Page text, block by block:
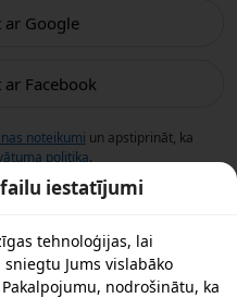
ar Google
Facebook
noteikumi un apstiprināt, ka
politika.
iestatījumi
tehnoloģijas, lai
Jums vislabāko
nodrošinātu, ka